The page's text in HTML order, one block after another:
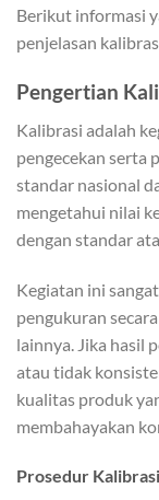
Berikut informasi
penjelasan
Pengertian
Kalibrasi adalah
pengecekan serta
standar nasional
mengetahui nilai
dengan standar
Kegiatan ini
pengukuran
lainnya. Jika hasil
atau tidak
kualitas produk
membahayakan
Prosedur Kalibrasi